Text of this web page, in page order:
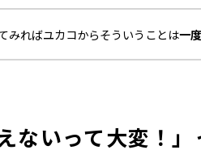
みればユカコからそういうことは一
ないって大変！